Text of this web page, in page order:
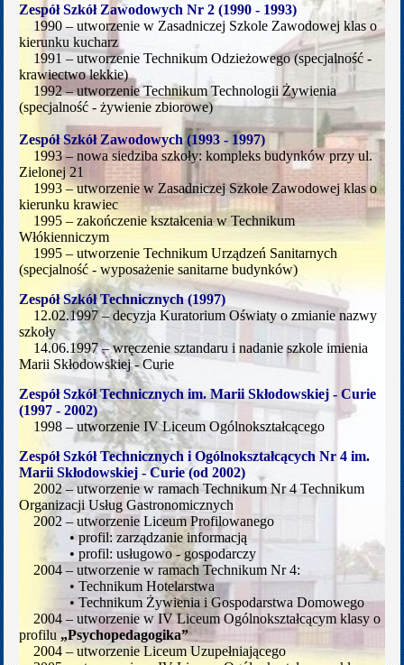
Zespół Szkół Zawodowych Nr 2 (1990 - 1993)
1990 – utworzenie w Zasadniczej Szkole Zawodowej klas o
kierunku kucharz
1991 – utworzenie Technikum Odzieżowego (specjalność -
krawiectwo lekkie)
1992 – utworzenie Technikum Technologii Żywienia
(specjalność - żywienie zbiorowe)
Zespół Szkół Zawodowych (1993 - 1997)
1993 – nowa siedziba szkoły: kompleks budynków przy ul.
Zielonej 21
1993 – utworzenie w Zasadniczej Szkole Zawodowej klas o
kierunku krawiec
1995 – zakończenie kształcenia w Technikum
Włókienniczym
1995 – utworzenie Technikum Urządzeń Sanitarnych
(specjalność - wyposażenie sanitarne budynków)
Zespół Szkół Technicznych (1997)
12.02.1997 – decyzja Kuratorium Oświaty o zmianie nazwy
szkoły
14.06.1997 – wręczenie sztandaru i nadanie szkole imienia
Marii Skłodowskiej - Curie
Zespół Szkół Technicznych im. Marii Skłodowskiej - Curie
(1997 - 2002)
1998 – utworzenie IV Liceum Ogólnokształcącego
Zespół Szkół Technicznych i Ogólnokształcących Nr 4 im.
Marii Skłodowskiej - Curie (od 2002)
2002 – utworzenie w ramach Technikum Nr 4 Technikum
Organizacji Usług Gastronomicznych
2002 – utworzenie Liceum Profilowanego
• profil: zarządzanie informacją
• profil: usługowo - gospodarczy
2004 – utworzenie w ramach Technikum Nr 4:
• Technikum Hotelarstwa
• Technikum Żywienia i Gospodarstwa Domowego
2004 – utworzenie w IV Liceum Ogólnokształcącym klasy o
profilu „Psychopedagogika”
2004 – utworzenie Liceum Uzupełniającego